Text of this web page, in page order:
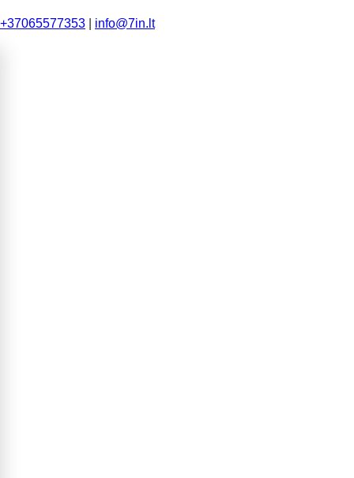
+37065577353 info@7in.lt